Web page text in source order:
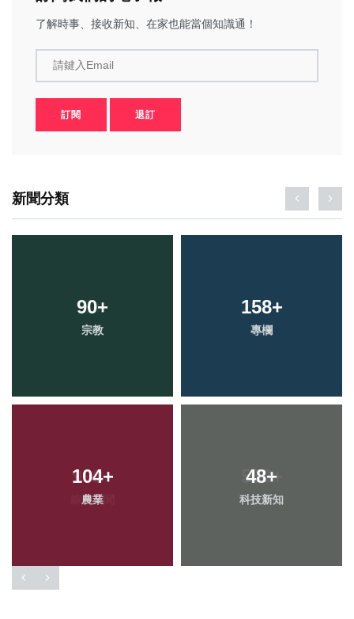
了解時事、接收新知、在家也能當個知識通！
請鍵入Email
訂閱 退訂
新聞分類
90+
宗教
158+
專欄
104+
農業
48+
科技新知